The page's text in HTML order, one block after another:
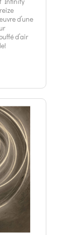
d’une
d’air